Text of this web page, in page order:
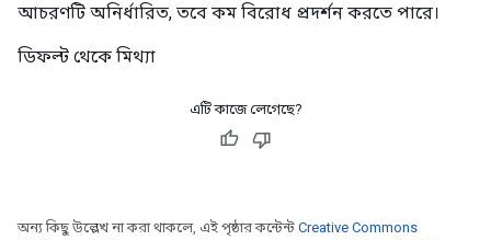
আচরণটি অনির্ধারিত, তবে কম বিরোধ প্রদর্শন করতে পারে।
ডিফল্ট থেকে মিথ্যা
এটি কাজে লেগেছে?
অন্য কিছু উল্লেখ না করা থাকলে, এই পৃষ্ঠার কন্টেন্ট Creative Commons